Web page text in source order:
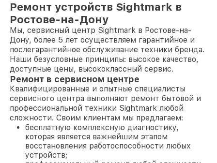
Ремонт устройств Sightmark в
Ростове-на-Дону
Мы, сервисный центр Sightmark в Ростове-на-
Дону, более 5 лет осуществляем гарантийное и
послегарантийное обслуживание техники бренда.
Наши безусловные принципы: высокое качество,
доступные цены, высококлассный сервис.
Ремонт в сервисном центре
Квалифицированные и опытные специалисты
сервисного центра выполняют ремонт бытовой и
профессиональной техники Sightmark любой
сложности. Своим клиентам мы предлагаем:
бесплатную комплексную диагностику,
которая является важнейшим этапом
восстановления работоспособности любых
устройств;